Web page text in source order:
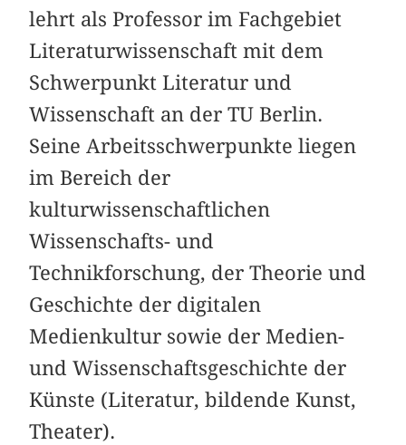
lehrt als Professor im Fachgebiet
Literaturwissenschaft mit dem
Schwerpunkt Literatur und
Wissenschaft an der TU Berlin.
Seine Arbeitsschwerpunkte liegen
im Bereich der
kulturwissenschaftlichen
Wissenschafts- und
Technikforschung, der Theorie und
Geschichte der digitalen
Medienkultur sowie der Medien-
und Wissenschaftsgeschichte der
Künste (Literatur, bildende Kunst,
Theater).